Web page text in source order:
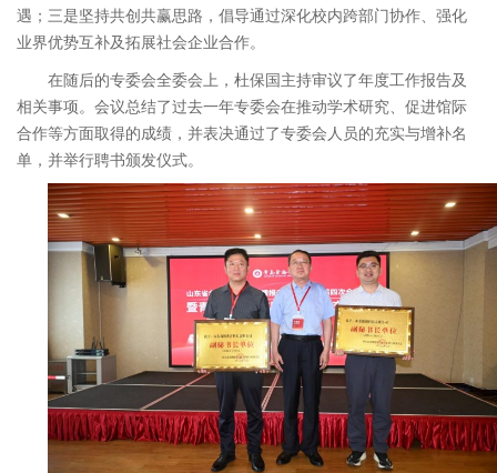
遇；三是坚持共创共赢思路，倡导通过深化校内跨部门协作、强化
业界优势互补及拓展社会企业合作。
在随后的专委会全委会上，杜保国主持审议了年度工作报告及
相关事项。会议总结了过去一年专委会在推动学术研究、促进馆际
合作等方面取得的成绩，并表决通过了专委会人员的充实与增补名
单，并举行聘书颁发仪式。